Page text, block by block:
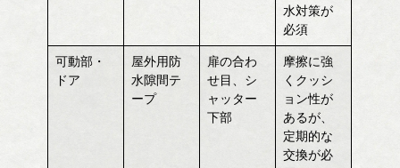
水対策が
必須
可動部・
ドア
屋外用防
水隙間テ
ープ
扉の合わ
せ目、シ
ャッター
下部
摩擦に強
くクッシ
ョン性が
あるが、
定期的な
交換が必